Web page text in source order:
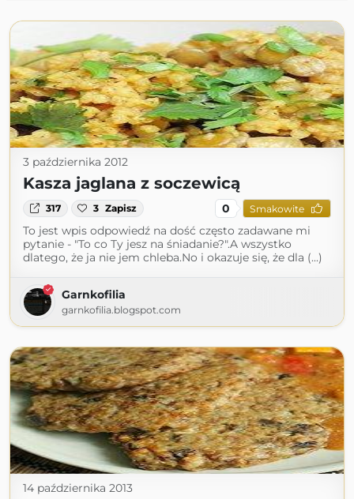
3 października 2012
Kasza jaglana z soczewicą
317 3 Zapisz 0 Smakowite
To jest wpis odpowiedź na dość często zadawane mi
pytanie - "To co Ty jesz na śniadanie?".A wszystko
dlatego, że ja nie jem chleba.No i okazuje się, że dla (...)
Garnkofilia
garnkofilia.blogspot.com
14 października 2013